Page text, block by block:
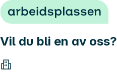
Hopp til innhold
Vil du bli en av oss?